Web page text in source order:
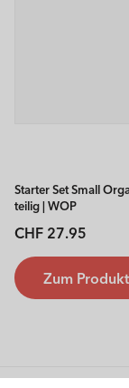
Starter Set Small
teilig | WOP
Normaler
Preis
CHF 27.95
Zum Produkt